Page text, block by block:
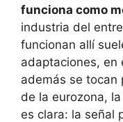
funciona como
industria del
funcionan allí
adaptaciones, en
además se tocan
de la eurozona,
es clara: la señal